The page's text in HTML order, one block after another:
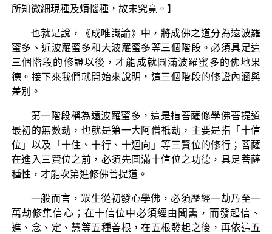
所知微細現種及煩惱種，故未究竟。】
也就是說，《成唯識論》中，將成佛之道分為遠波羅
蜜多、近波羅蜜多和大波羅蜜多等三個階段。必須具足這
三個階段的修證以後，才能成就圓滿波羅蜜多的佛地果
德。接下來我們就開始來說明，這三個階段的修證內涵與
差別。
第一階段稱為遠波羅蜜多，這是指菩薩修學佛菩提道
最初的無數劫，也就是第一大阿僧祇劫，主要是指「十信
位」以及「十住、十行、十迴向」等三賢位的修行；菩薩
在進入三賢位之前，必須先圓滿十信位之功德，具足菩薩
種性，才能次第進修佛菩提道。
一般而言，眾生從初發心學佛，必須歷經一劫乃至一
萬劫修集信心；在十信位中必須經由聞熏，而發起信、
進、念、定、慧等五種善根，在五根發起之後，再依這五